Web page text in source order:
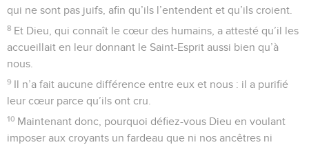
qui ne sont pas juifs, afin qu’ils l’entendent et qu’ils croient.
8 Et Dieu, qui connaît le cœur des humains, a attesté qu’il les
accueillait en leur donnant le Saint-Esprit aussi bien qu’à
nous.
9 Il n’a fait aucune différence entre eux et nous : il a purifié
leur cœur parce qu’ils ont cru.
10 Maintenant donc, pourquoi défiez-vous Dieu en voulant
imposer aux croyants un fardeau que ni nos ancêtres ni